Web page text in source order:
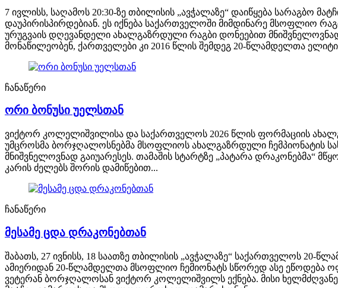
7 ივლისს, საღამოს 20:30-ზე თბილისის „ავჭალაზე“ დაიწყება სარაგბო
დაუპირისპირდებიან. ეს იქნება საქართველოში მიმდინარე მსოფლიო
ურუგვაის დღევანდელი ახალგაზრდული რაგბი დონეებით
მონაწილეობენ, ქართველები კი 2016 წლის შემდეგ 20-წლამდელთა
ჩანაწერი
ორი ბონუსი უელსთან
ვიქტორ კოლელიშვილისა და საქართველოს 2026 წლის ფორმაციის
უმცროსმა ბორჯღალოსნებმა მსოფლიოს ახალგაზრდული ჩემპიონატის
მნიშვნელოვნად გაიუარესეს. თამაშის სტარტზე „პატარა დრაკონებმა“
კარის ძელებს შორის დამიწებით...
ჩანაწერი
მესამე ცდა დრაკონებთან
შაბათს, 27 ივნისს, 18 საათზე თბილისის „ავჭალაზე“ საქართველოს
ამიერიდან 20-წლამდელთა მსოფლიო ჩემიონატს სწორედ ასე ეწოდება
ვეტერან ბორჯღალოსან ვიქტორ კოლელიშვილს ექნება. მისი